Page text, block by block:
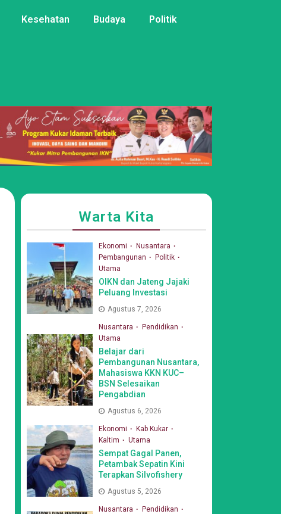
Kesehatan Budaya Politik
Warta Kita
Ekonomi
Nusantara
Pembangunan
Politik
Utama
OIKN dan Jateng Jajaki
Peluang Investasi
Agustus 7, 2026
Nusantara
Pendidikan
Utama
Belajar dari
Pembangunan Nusantara,
Mahasiswa KKN KUC–
BSN Selesaikan
Pengabdian
Agustus 6, 2026
Ekonomi
Kab Kukar
Kaltim
Utama
Sempat Gagal Panen,
Petambak Sepatin Kini
Terapkan Silvofishery
Agustus 5, 2026
Nusantara
Pendidikan